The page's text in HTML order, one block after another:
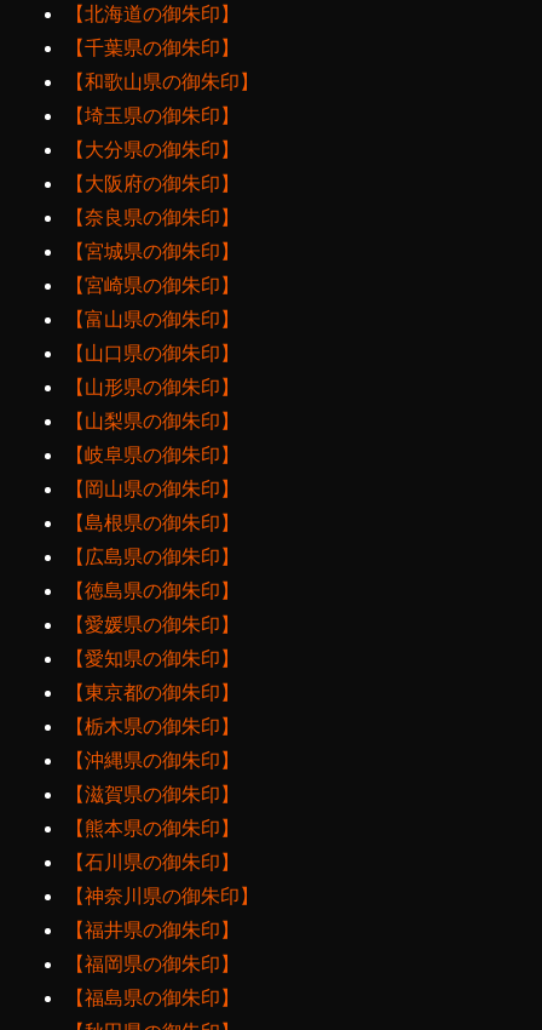
【北海道の御朱印】
【千葉県の御朱印】
【和歌山県の御朱印】
【埼玉県の御朱印】
【大分県の御朱印】
【大阪府の御朱印】
【奈良県の御朱印】
【宮城県の御朱印】
【宮崎県の御朱印】
【富山県の御朱印】
【山口県の御朱印】
【山形県の御朱印】
【山梨県の御朱印】
【岐阜県の御朱印】
【岡山県の御朱印】
【島根県の御朱印】
【広島県の御朱印】
【徳島県の御朱印】
【愛媛県の御朱印】
【愛知県の御朱印】
【東京都の御朱印】
【栃木県の御朱印】
【沖縄県の御朱印】
【滋賀県の御朱印】
【熊本県の御朱印】
【石川県の御朱印】
【神奈川県の御朱印】
【福井県の御朱印】
【福岡県の御朱印】
【福島県の御朱印】